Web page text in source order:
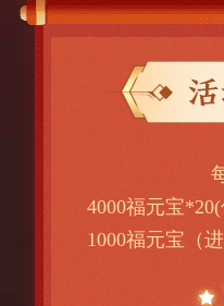
4000福元宝
1000福元宝（